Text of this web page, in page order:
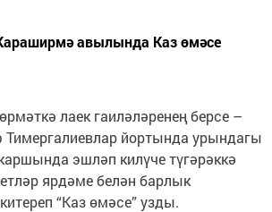
авылында Каз өмәсе
лаек гаиләләренең берсе –
йортында урындагы
эшләп килүче түгәрәккә
ярдәме белән барлык
“Каз өмәсе” узды.